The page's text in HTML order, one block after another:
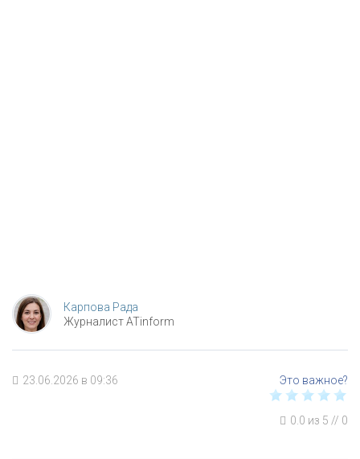
Карпова Рада
Журналист ATinform
23.06.2026 в 09:36
0.0 из 5 // 0